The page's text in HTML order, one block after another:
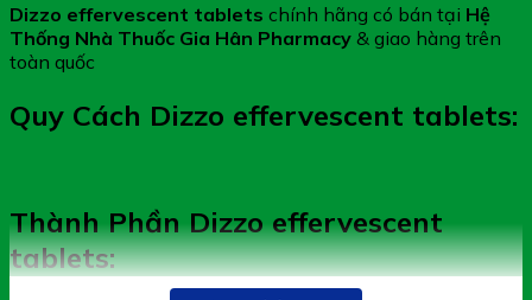
Dizzo effervescent tablets chính hãng có bán tại Hệ
Thống Nhà Thuốc Gia Hân Pharmacy & giao hàng trên
toàn quốc
Quy Cách Dizzo effervescent tablets:
Thành Phần Dizzo effervescent
tablets: